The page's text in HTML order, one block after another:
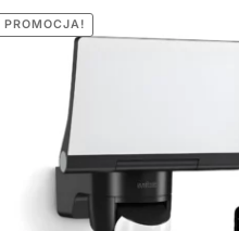
PROMOCJA!